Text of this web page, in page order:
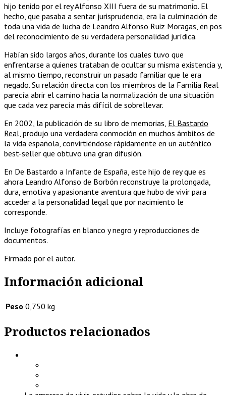
hijo tenido por el rey Alfonso XIII fuera de su matrimonio. El
hecho, que pasaba a sentar jurisprudencia, era la culminación de
toda una vida de lucha de Leandro Alfonso Ruiz Moragas, en pos
del reconocimiento de su verdadera personalidad jurídica.
Habían sido largos años, durante los cuales tuvo que
enfrentarse a quienes trataban de ocultar su misma existencia y,
al mismo tiempo, reconstruir un pasado familiar que le era
negado. Su relación directa con los miembros de la Familia Real
parecía abrir el camino hacia la normalización de una situación
que cada vez parecía más difícil de sobrellevar.
En 2002, la publicación de su libro de memorias, El Bastardo
Real produjo una verdadera conmoción en muchos ámbitos de
la vida española, convirtiéndose rápidamente en un auténtico
best-seller que obtuvo una gran difusión.
En De Bastardo a Infante de España, este hijo de rey que es
ahora Leandro Alfonso de Borbón reconstruye la prolongada,
dura, emotiva y apasionante aventura que hubo de vivir para
acceder a la personalidad legal que por nacimiento le
corresponde.
Incluye fotografías en blanco y negro y reproducciones de
documentos.
Firmado por el autor.
Información adicional
Peso 0,750 kg
Productos relacionados